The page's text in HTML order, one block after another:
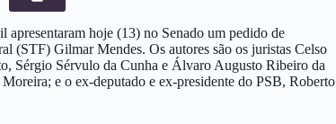
apresentaram hoje (13) no Senado um pedido de
(STF) Gilmar Mendes. Os autores são os juristas Celso
Sérgio Sérvulo da Cunha e Álvaro Augusto Ribeiro da
e o ex-deputado e ex-presidente do PSB, Roberto